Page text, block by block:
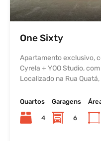
One Sixty
Apartamento exclusivo,
Cyrela + YOO Studio,
Localizado na Rua
Quartos
4
Garagens
6